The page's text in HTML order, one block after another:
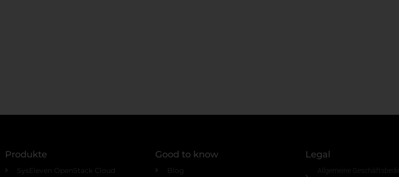
Produkte
SysEleven OpenStack Cloud
Good to know
Blog
Legal
Allgemeine